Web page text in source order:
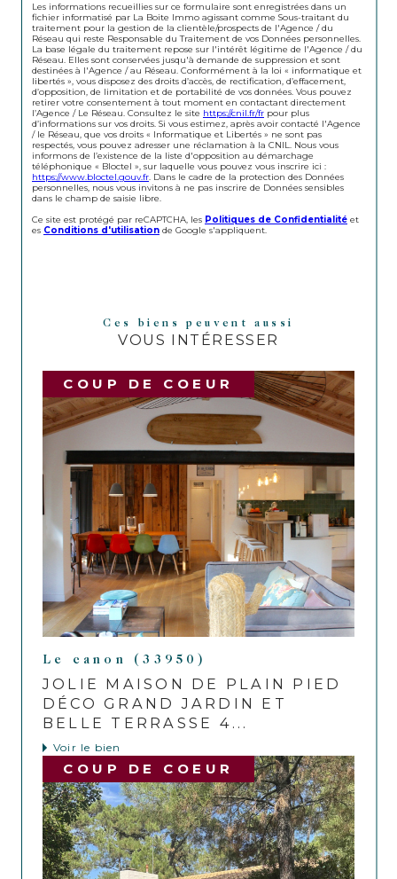
Les informations recueillies sur ce formulaire sont enregistrées dans un
fichier informatisé par La Boite Immo agissant comme Sous-traitant du
traitement pour la gestion de la clientèle/prospects de l'Agence / du
Réseau qui reste Responsable du Traitement de vos Données personnelles.
La base légale du traitement repose sur l'intérêt légitime de l'Agence / du
Réseau. Elles sont conservées jusqu'à demande de suppression et sont
destinées à l'Agence / au Réseau. Conformément à la loi « informatique et
libertés », vous disposez des droits d’accès, de rectification, d’effacement,
d’opposition, de limitation et de portabilité de vos données. Vous pouvez
retirer votre consentement à tout moment en contactant directement
l’Agence / Le Réseau. Consultez le site https://cnil.fr/fr pour plus
d’informations sur vos droits. Si vous estimez, après avoir contacté l'Agence
/ le Réseau, que vos droits « Informatique et Libertés » ne sont pas
respectés, vous pouvez adresser une réclamation à la CNIL. Nous vous
informons de l’existence de la liste d'opposition au démarchage
téléphonique « Bloctel », sur laquelle vous pouvez vous inscrire ici :
https://www.bloctel.gouv.fr . Dans le cadre de la protection des Données
personnelles, nous vous invitons à ne pas inscrire de Données sensibles
dans le champ de saisie libre.
Ce site est protégé par reCAPTCHA, les Politiques de Confidentialité et
es Conditions d'utilisation de Google s'appliquent.
Ces biens peuvent aussi
VOUS INTÉRESSER
COUP DE COEUR
Le canon (33950)
JOLIE MAISON DE PLAIN PIED
DÉCO GRAND JARDIN ET
BELLE TERRASSE 4...
Voir le bien
COUP DE COEUR